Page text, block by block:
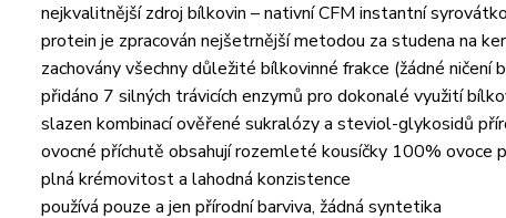
nejkvalitnější zdroj bílkovin – nativní CFM instantní
protein je zpracován nejšetrnější metodou za studena na
zachovány všechny důležité bílkovinné frakce (žádné ničení
přidáno 7 silných trávicích enzymů pro dokonalé využití
slazen kombinací ověřené sukralózy a steviol-glykosidů
ovocné příchutě obsahují rozemleté kousíčky 100% ovoce
plná krémovitost a lahodná konzistence
používá pouze a jen přírodní barviva, žádná syntetika